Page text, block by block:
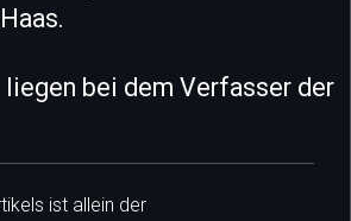
bei dem Verfasser der
ist allein der